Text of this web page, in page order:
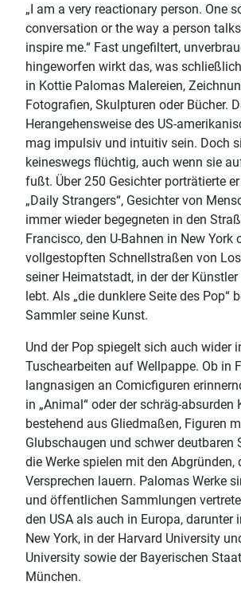
„I am a very reactionary person. One
conversation or the way a person
inspire me.“ Fast ungefiltert,
hingeworfen wirkt das, was
in Kottie Palomas Malereien,
Fotografien, Skulpturen oder Bücher.
Herangehensweise des US-
mag impulsiv und intuitiv sein. Doch
keineswegs flüchtig, auch wenn sie
fußt. Über 250 Gesichter porträtierte
„Daily Strangers“, Gesichter von
immer wieder begegneten in den
Francisco, den U-Bahnen in New York
vollgestopften Schnellstraßen von
seiner Heimatstadt, in der der
lebt. Als „die dunklere Seite des Pop“
Sammler seine Kunst.
Und der Pop spiegelt sich auch wider
Tuschearbeiten auf Wellpappe. Ob in
langnasigen an Comicfiguren
in „Animal“ oder der schräg-absurden
bestehend aus Gliedmaßen, Figuren
Glubschaugen und schwer deutbaren
die Werke spielen mit den Abgründen,
Versprechen lauern. Palomas Werke
und öffentlichen Sammlungen
den USA als auch in Europa, darunter
New York, in der Harvard University
University sowie der Bayerischen
München.